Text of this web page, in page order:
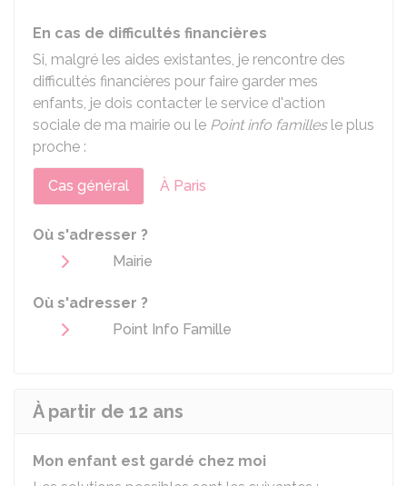
En cas de difficultés financières
Si, malgré les aides existantes, je rencontre des
difficultés financières pour faire garder mes
enfants, je dois contacter le service d'action
sociale de ma mairie ou le Point info famillesle plus
proche :
Cas général À Paris
Où s'adresser ?
Mairie
Où s'adresser ?
Point Info Famille
À partir de 12 ans
Mon enfant est gardé chez moi